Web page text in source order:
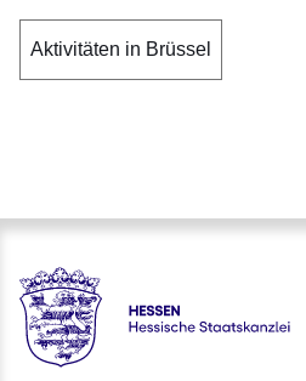
Aktivitäten in Brüssel
Hessen - Hessische Staatskanzlei